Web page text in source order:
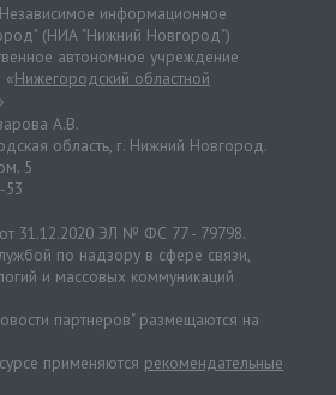
информационное
(НИА "Нижний Новгород")
автономное учреждение
«Нижегородский областной
А.В.
область, г. Нижний Новгород.
5
53
31.12.2020 ЭЛ № ФС 77 - 79798.
по надзору в сфере связи,
и массовых коммуникаций
партнеров" размещаются на
применяются рекомендательные